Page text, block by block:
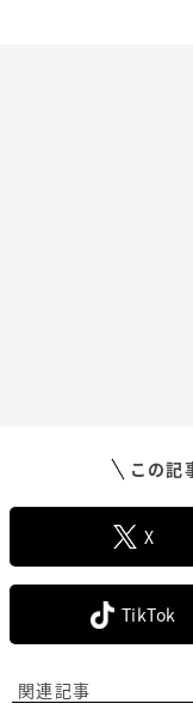
この記
X
TikTok
関連記事